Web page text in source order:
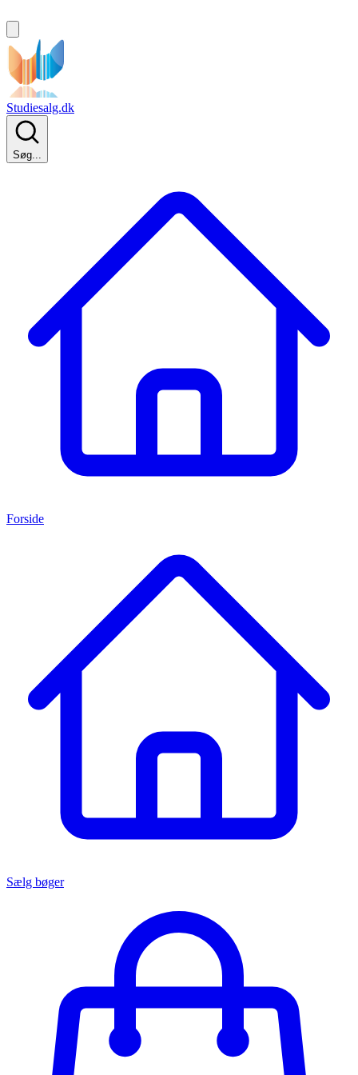
Studiesalg.dk
Søg...
Forside
Sælg bøger